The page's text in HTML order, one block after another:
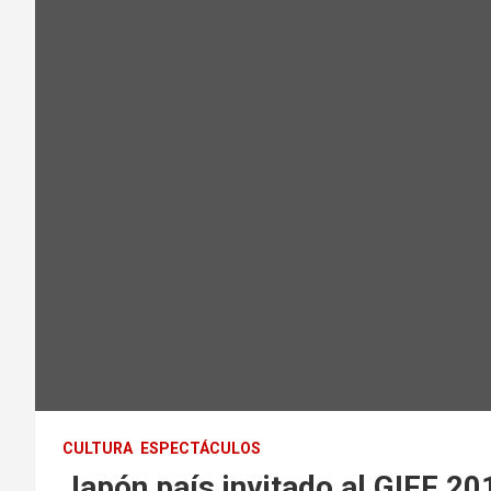
CULTURA ESPECTÁCULOS